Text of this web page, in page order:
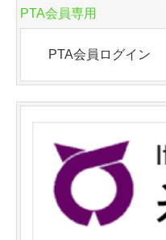
PTA会員専用
PTA会員ログイン